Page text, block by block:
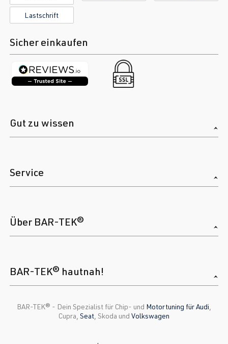
Lastschrift
Sicher einkaufen
Gut zu wissen
Service
Über BAR-TEK®
BAR-TEK® hautnah!
BAR-TEK®️ - Dein Spezialist für Chip- und Motortuning für Audi
Cupra, Seat , Skoda und Volkswagen